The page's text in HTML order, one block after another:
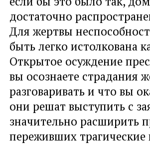
достаточно
Для жертвы
быть легко истолкована
Открытое осуждение
вы осознаете страдания
разговаривать и что вы
они решат выступить с
значительно расширить
переживших